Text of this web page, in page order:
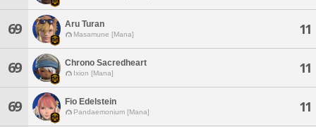
69 Aru Turan
Masamune [Mana] 11
69 Chrono Sacredheart
Ixion [Mana] 11
69 Fio Edelstein
Pandaemonium [Mana] 11